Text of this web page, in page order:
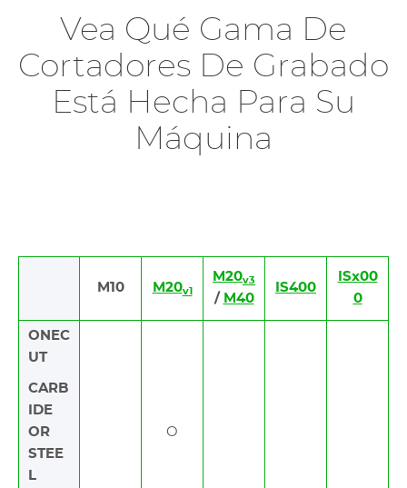
Vea Qué Gama De
Cortadores De Grabado
Está Hecha Para Su
Máquina
M10 M20v1
M20v3
/ M40
IS400
ISx00
0
ONEC
UT
CARB
IDE
OR
STEE
L
O